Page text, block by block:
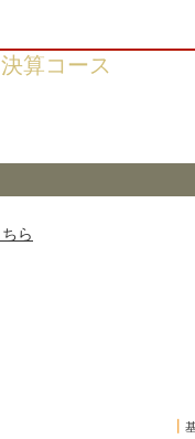
算コース
ら
┃